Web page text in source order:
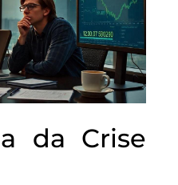
da Crise